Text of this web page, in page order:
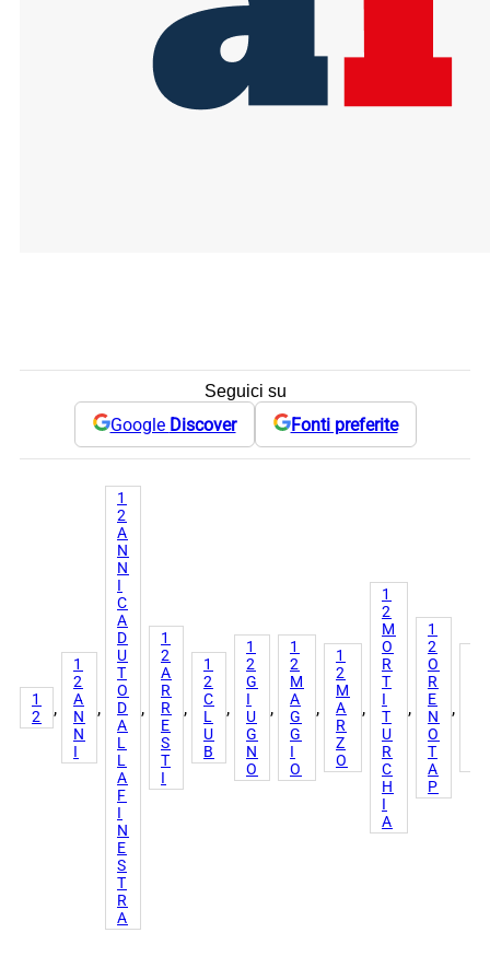
Seguici su
Google Discover Fonti preferite
1
2
,
1
2
A
N
N
I
,
1
2
A
N
N
I
C
A
D
U
T
O
D
A
L
L
A
F
I
N
E
S
T
R
A
,
1
2
A
R
R
E
S
T
I
,
1
2
C
L
U
B
,
1
2
G
I
U
G
N
O
,
1
2
M
A
G
G
I
O
,
1
2
M
A
R
Z
O
,
1
2
M
O
R
T
I
T
U
R
C
H
I
A
,
1
2
O
R
E
N
O
T
A
P
,